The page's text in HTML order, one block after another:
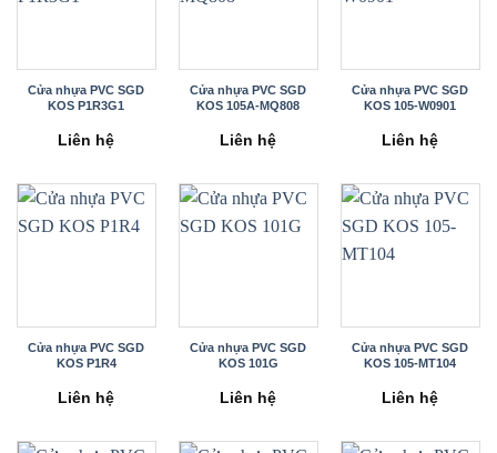
Cửa nhựa PVC SGD
KOS P1R3G1
Liên hệ
Cửa nhựa PVC SGD
KOS 105A-MQ808
Liên hệ
Cửa nhựa PVC SGD
KOS 105-W0901
Liên hệ
Cửa nhựa PVC SGD
KOS P1R4
Liên hệ
Cửa nhựa PVC SGD
KOS 101G
Liên hệ
Cửa nhựa PVC SGD
KOS 105-MT104
Liên hệ